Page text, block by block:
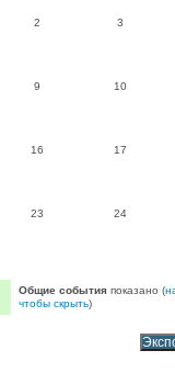
2 3
9 10
16 17
23 24
Общие событияпоказано (
чтобы скрыть)